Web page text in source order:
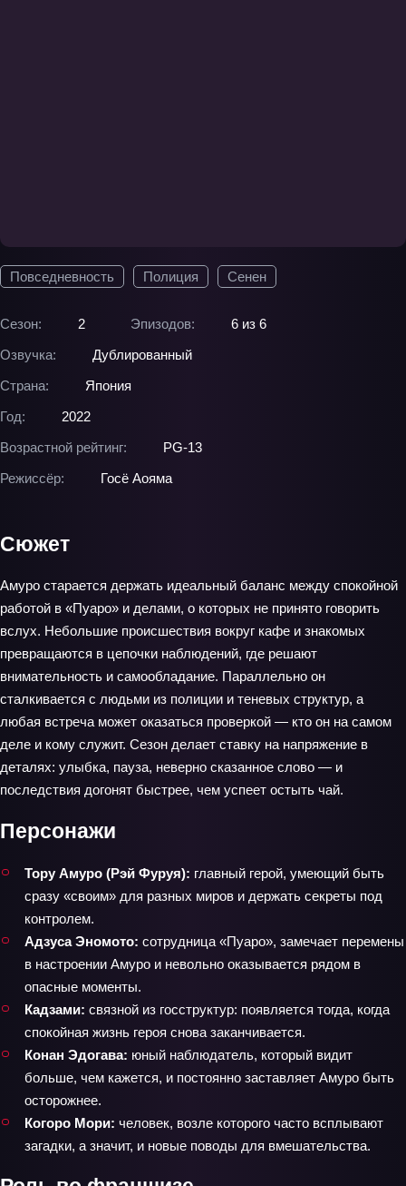
Повседневность Полиция Сенен
Сезон: 2 Эпизодов:
6 из 6
Озвучка:
Дублированный
Страна:
Япония
Год:
2022
Возрастной рейтинг:
PG-13
Режиссёр:
Госё Аояма
Сюжет
Амуро старается держать идеальный баланс между спокойной
работой в «Пуаро» и делами, о которых не принято говорить
вслух. Небольшие происшествия вокруг кафе и знакомых
превращаются в цепочки наблюдений, где решают
внимательность и самообладание. Параллельно он
сталкивается с людьми из полиции и теневых структур, а
любая встреча может оказаться проверкой — кто он на самом
деле и кому служит. Сезон делает ставку на напряжение в
деталях: улыбка, пауза, неверно сказанное слово — и
последствия догонят быстрее, чем успеет остыть чай.
Персонажи
Тору Амуро (Рэй Фуруя): главный герой, умеющий быть
сразу «своим» для разных миров и держать секреты под
контролем.
Адзуса Эномото: сотрудница «Пуаро», замечает перемены
в настроении Амуро и невольно оказывается рядом в
опасные моменты.
Кадзами: связной из госструктур: появляется тогда, когда
спокойная жизнь героя снова заканчивается.
Конан Эдогава: юный наблюдатель, который видит
больше, чем кажется, и постоянно заставляет Амуро быть
осторожнее.
Когоро Мори: человек, возле которого часто всплывают
загадки, а значит, и новые поводы для вмешательства.